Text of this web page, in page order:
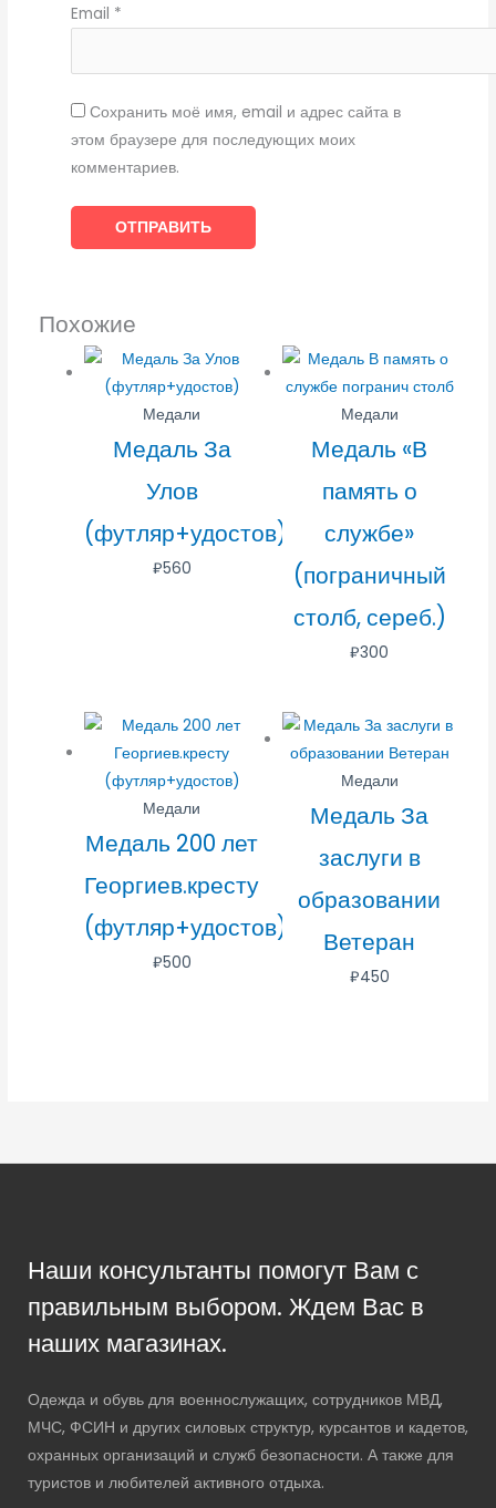
Email *
Сохранить моё имя, email и адрес сайта в
этом браузере для последующих моих
комментариев.
Похожие
Медали
Медаль За
Улов
(футляр+удостов)
₽560
Медали
Медаль «В
память о
службе»
(пограничный
столб, сереб.)
₽300
Медали
Медаль 200 лет
Георгиев.кресту
(футляр+удостов)
₽500
Медали
Медаль За
заслуги в
образовании
Ветеран
₽450
Наши консультанты помогут Вам с
правильным выбором. Ждем Вас в
наших магазинах.
Одежда и обувь для военнослужащих, сотрудников МВД,
МЧС, ФСИН и других силовых структур, курсантов и кадетов,
охранных организаций и служб безопасности. А также для
туристов и любителей активного отдыха.